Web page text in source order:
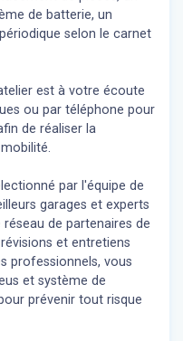
de batterie, un
selon le carnet
est à votre écoute
ou par téléphone pour
de réaliser la
par l'équipe de
garages et experts
de partenaires de
et entretiens
professionnels, vous
et système de
prévenir tout risque